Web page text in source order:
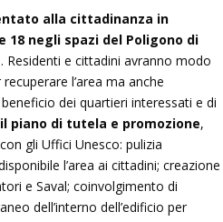
alla cittadinanza in
18 negli spazi del Poligono di
Residenti e cittadini avranno modo
l’area ma anche
dei quartieri interessati e di
piano di tutela e promozione,
gli Uffici Unesco: pulizia
l’area ai cittadini; creazione
e Saval; coinvolgimento di
dell’interno dell’edificio per